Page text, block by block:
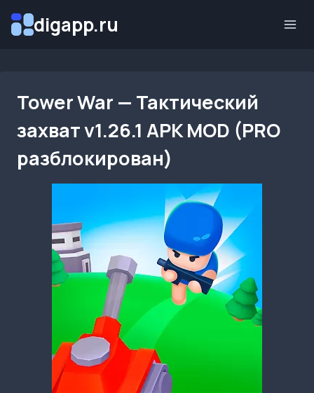
digapp.ru
Tower War — Тактический
захват v1.26.1 APK MOD (PRO
разблокирован)